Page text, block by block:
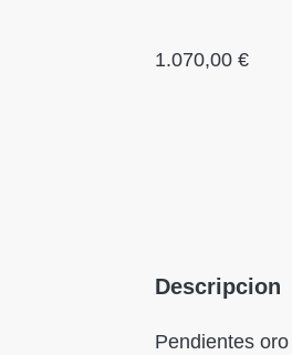
1.070,00 €
Descripcion
Pendientes